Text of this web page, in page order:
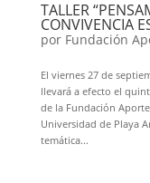
TALLER
CONVIVENCIA
por Fundación
El viernes 27 de
llevará a efecto el
de la Fundación
Universidad de Playa
temática...